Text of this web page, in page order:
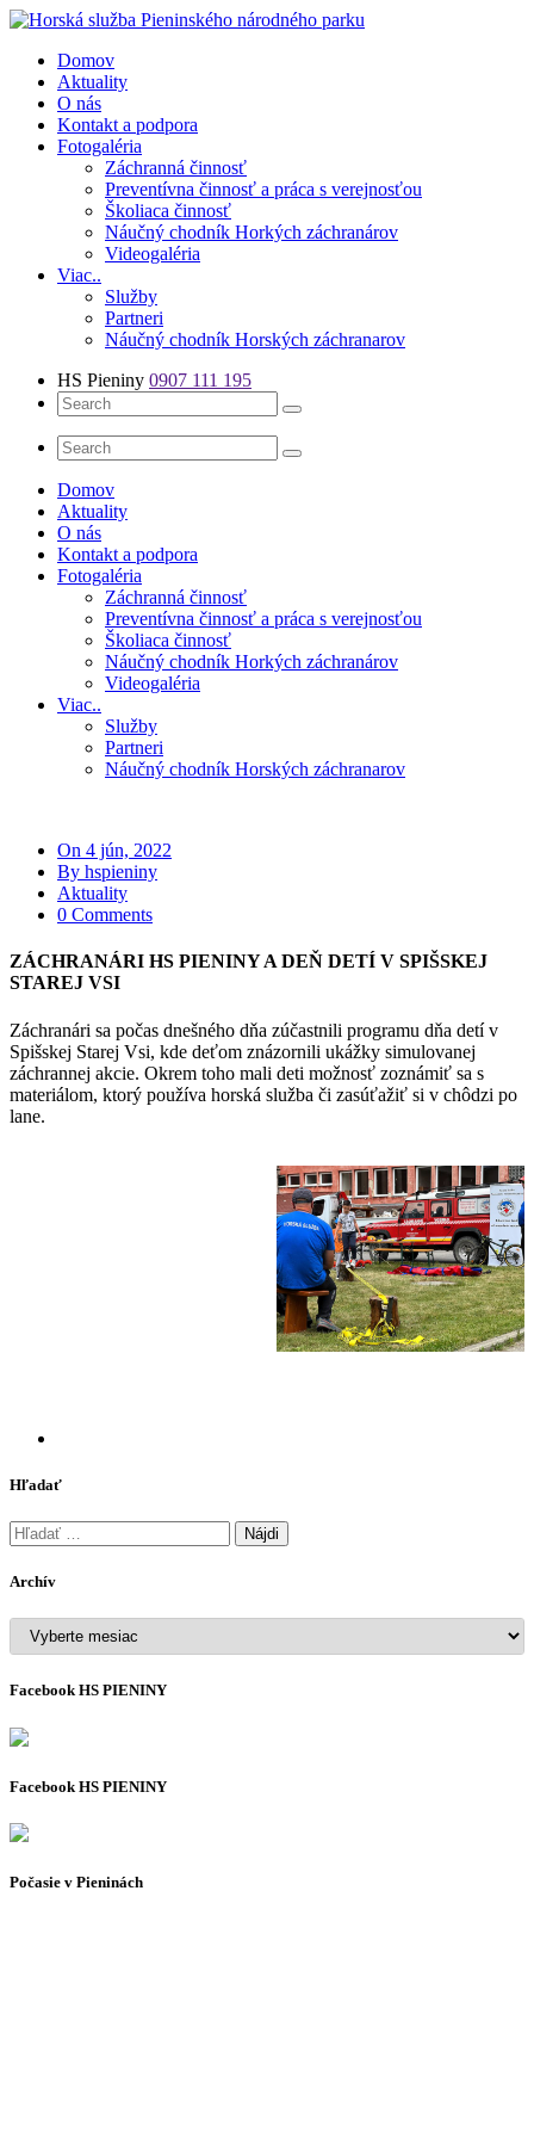
Skip
content
Číslo záchrannej služby: 0907 111 195
Domov
Aktuality
O nás
Kontakt a podpora
Fotogaléria
Záchranná činnosť
Preventívna činnosť a práca s verejnosťou
Školiaca činnosť
Náučný chodník Horkých záchranárov
Videogaléria
Viac..
Služby
Partneri
Náučný chodník Horských záchranarov
HS Pieniny 0907 111 195
Domov
Aktuality
O nás
Kontakt a podpora
Fotogaléria
Záchranná činnosť
Preventívna činnosť a práca s verejnosťou
Školiaca činnosť
Náučný chodník Horkých záchranárov
Videogaléria
Viac..
Služby
Partneri
Náučný chodník Horských záchranarov
On 4 jún, 2022
By hspieniny
Aktuality
0 Comments
ZÁCHRANÁRI HS PIENINY A DEŇ DETÍ V SPIŠSKEJ
STAREJ VSI
Záchranári sa počas dnešného dňa zúčastnili programu dňa detí v
Spišskej Starej Vsi, kde deťom znázornili ukážky simulovanej
záchrannej akcie. Okrem toho mali deti možnosť zoznámiť sa s
materiálom, ktorý používa horská služba či zasúťažiť si v chôdzi po
lane.
Hľadať
Hľadať:
Archív
Archív
Facebook HS PIENINY
Facebook HS PIENINY
Počasie v Pieninách